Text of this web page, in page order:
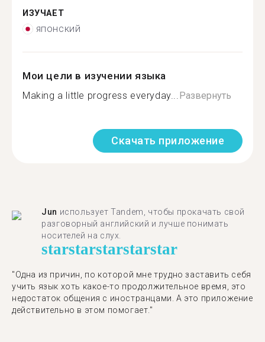
ИЗУЧАЕТ
японский
Мои цели в изучении языка
Making a little progress everyday...Развернуть
Скачать приложение
Jun использует Tandem, чтобы прокачать свой
разговорный английский и лучше понимать
носителей на слух.
starstarstarstarstar
"Одна из причин, по которой мне трудно заставить себя
учить язык хоть какое-то продолжительное время, это
недостаток общения с иностранцами. А это приложение
действительно в этом помогает."